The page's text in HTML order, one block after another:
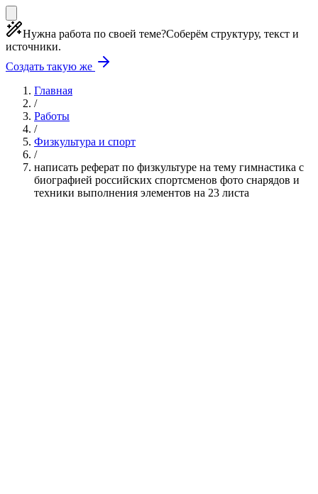
Нужна работа по своей теме?Соберём структуру, текст и
источники.
Создать такую же
Главная
/
Работы
/
Физкультура и спорт
/
написать реферат по физкультуре на тему гимнастика с
биографией российских спортсменов фото снарядов и
техники выполнения элементов на 23 листа